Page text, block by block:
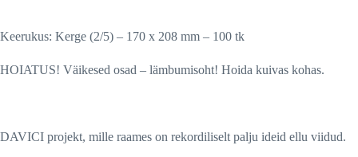
Keerukus: Kerge (2/5) – 170 х 208 mm – 100 tk
HOIATUS! Väikesed osad – lämbumisoht! Hoida kuivas kohas.
DAVICI projekt, mille raames on rekordiliselt palju ideid ellu viidud.